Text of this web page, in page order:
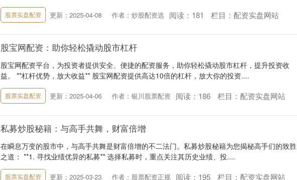
股票实盘配资 更新：2025-04-08 作者：炒股配资选 阅读： 181 栏目： 配资实盘网站
股宝网配资：助你轻松撬动股市杠杆
股宝网配资平台，为投资者提供安全、便捷的配资服务，助你轻松撬动股市杠杆，提升投资收
益。 **杠杆优势，放大收益** 股宝网配资提供高达10倍的杠杆，放大你的投资....
股票实盘配资 更新：2025-04-06 作者：银川股票配资 阅读： 186 栏目： 配资实盘网站
私募炒股秘籍：与高手共舞，财富倍增
在瞬息万变的股市中，与高手共舞是财富倍增的不二法门。私募炒股秘籍为您揭秘高手们的致胜
之道： **1. 寻找业绩优异的私募** 选择私募时，重点关注其历史业绩、投....
股票实盘配资 更新：2025-03-23 作者：股票配资正规 阅读： 195 栏目： 配资实盘网站